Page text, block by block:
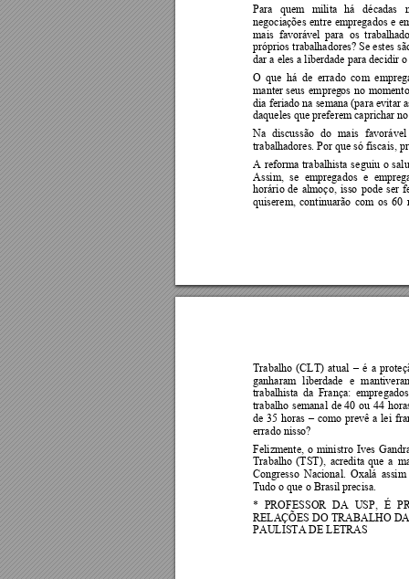
Para quem milita há décadas
negociações entre empregados e
mais  favorável para  os  traba
próprios trabalhadores? Se estes
dar a eles a liberdade para decidir
O que  há de errado com
manter seus empregos no
dia feriado na semana (para evitar
daqueles que preferem caprichar
Na discussão do mais favorável
trabalhadores. Por que só fiscais,
A reforma trabalhista seguiu o
Assim,
se empregados e
horário de almoço, isso pode ser
quiserem, continuarão com os 60
Trabalho (CLT) atual – é a
ganharam liberdade e
trabalhista da França:
trabalho semanal de 40 ou 44
de 35 horas – como prevê a lei fr
errado nisso?
Felizmente, o ministro Ives
Trabalho (TST), acredita que a
Congresso Nacional. Oxalá assim
Tudo o que o Brasil precisa.
* PROFESSOR DA USP, É
RELAÇÕES DO TRABALHO
PAULISTA DE LETRAS